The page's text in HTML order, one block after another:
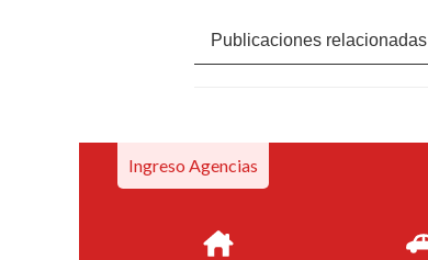
Publicaciones relacionadas
Ingreso Agencias